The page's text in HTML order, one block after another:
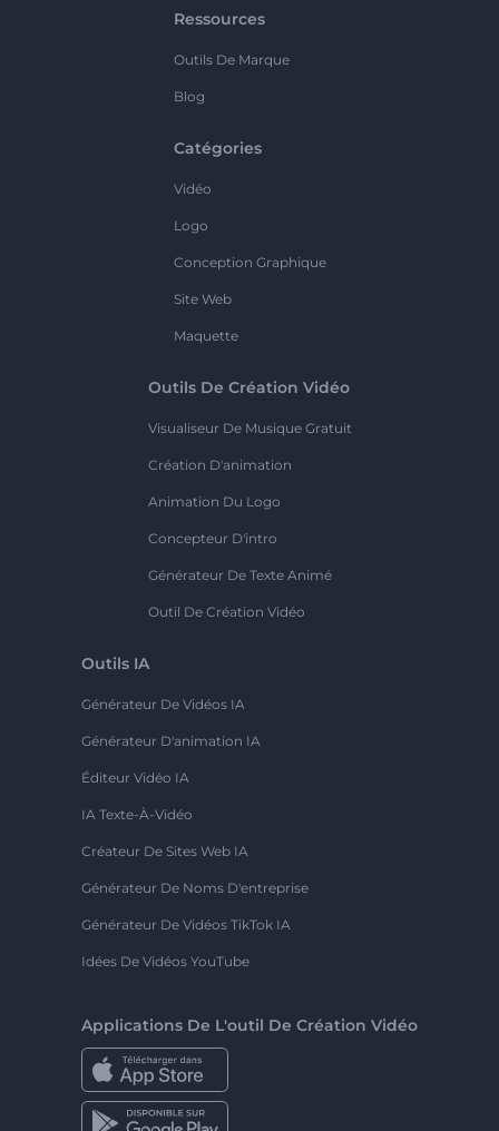
Ressources
Outils De Marque
Blog
Catégories
Vidéo
Logo
Conception Graphique
Site Web
Maquette
Outils De Création Vidéo
Visualiseur De Musique Gratuit
Création D'animation
Animation Du Logo
Concepteur D'intro
Générateur De Texte Animé
Outil De Création Vidéo
Outils IA
Générateur De Vidéos IA
Générateur D'animation IA
Éditeur Vidéo IA
IA Texte-À-Vidéo
Créateur De Sites Web IA
Générateur De Noms D'entreprise
Générateur De Vidéos TikTok IA
Idées De Vidéos YouTube
Applications De L'outil De Création Vidéo